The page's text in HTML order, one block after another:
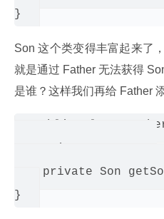
Son 这个类变得丰富起来了
就是通过 Father 无法获得
是谁？这样我们再给 Father
public class
private Son